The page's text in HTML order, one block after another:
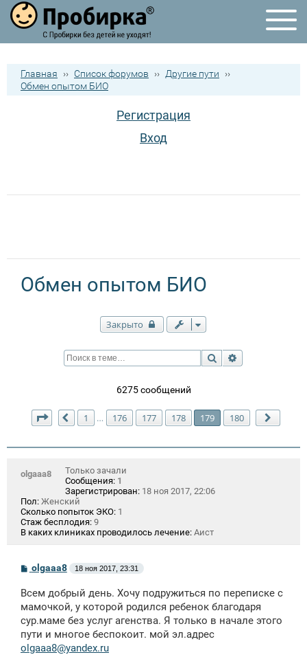
Главная ›› Список форумов ›› Другие пути
››
Обмен опытом БИО
Регистрация
Вход
Обмен опытом БИО
Закрыто
Поиск
6275 сообщений
Страница 179 из180
Пред.
1 … 176 177 178 179 180
olgaaa8
Только зачали
Сообщения: 1
Зарегистрирован: 18 ноя 2017, 22:06
Пол: Женский
Сколько попыток ЭКО: 1
Стаж бесплодия: 9
В каких клиниках проводилось лечение: Аист
С
б
щ
н
и
е
olgaaa8 18 ноя 2017, 23:31
Всем добрый день. Хочу подружиться по переписке с
мамочкой, у которой родился ребенок благодаря
сур.маме без услуг агенства. Я только в начале этого
пути и многое беспокоит. мой эл.адрес
olgaaa8@yandex.ru